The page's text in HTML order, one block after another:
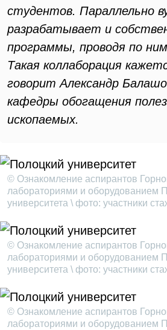
студентов. Параллельно
разрабатывает и
программы, проводя по
Такая коллаборация
говорит Александр
кафедры обогащения
ископаемых.
© Ознакомление аспирантов
лабораториями и оборудованием
университета \ фото: участники
© Ознакомление аспирантов
лабораториями и оборудованием
университета \ фото: участники
© Ознакомление аспирантов
лабораториями и оборудованием